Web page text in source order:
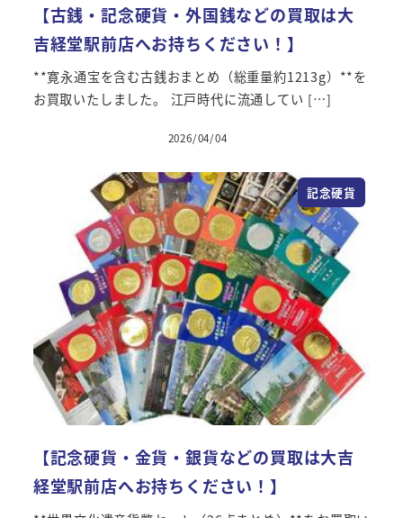
【古銭・記念硬貨・外国銭などの買取は大
吉経堂駅前店へお持ちください！】
**寛永通宝を含む古銭おまとめ（総重量約1213g）**を
お買取いたしました。 江戸時代に流通してい […]
2026/04/04
記念硬貨
【記念硬貨・金貨・銀貨などの買取は大吉
経堂駅前店へお持ちください！】